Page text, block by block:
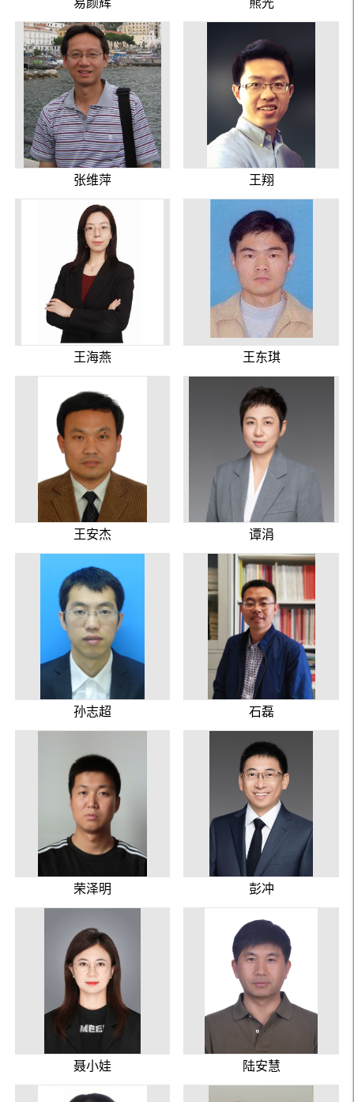
张维萍 王翔
王海燕 王东琪
王安杰 谭涓
孙志超 石磊
荣泽明 彭冲
聂小娃 陆安慧